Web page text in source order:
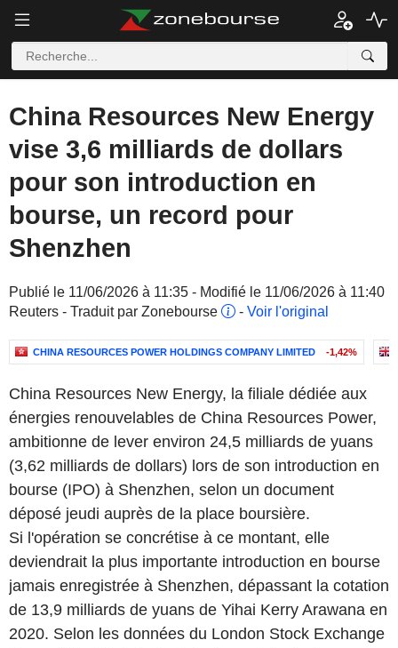
China Resources New Energy
vise 3,6 milliards de dollars
pour son introduction en
bourse, un record pour
Shenzhen
Publié le 11/06/2026 à 11:35 - Modifié le 11/06/2026 à 11:40
Reuters - Traduit par Zonebourse
- Voir l'original
CHINA RESOURCES POWER HOLDINGS COMPANY LIMITED -1,42%
China Resources New Energy, la filiale dédiée aux
énergies renouvelables de China Resources Power,
ambitionne de lever environ 24,5 milliards de yuans
(3,62 milliards de dollars) lors de son introduction en
bourse (IPO) à Shenzhen, selon un document
déposé jeudi auprès de la place boursière.
Si l'opération se concrétise à ce montant, elle
deviendrait la plus importante introduction en bourse
jamais enregistrée à Shenzhen, dépassant la cotation
de 13,9 milliards de yuans de Yihai Kerry Arawana en
2020. Selon les données du London Stock Exchange